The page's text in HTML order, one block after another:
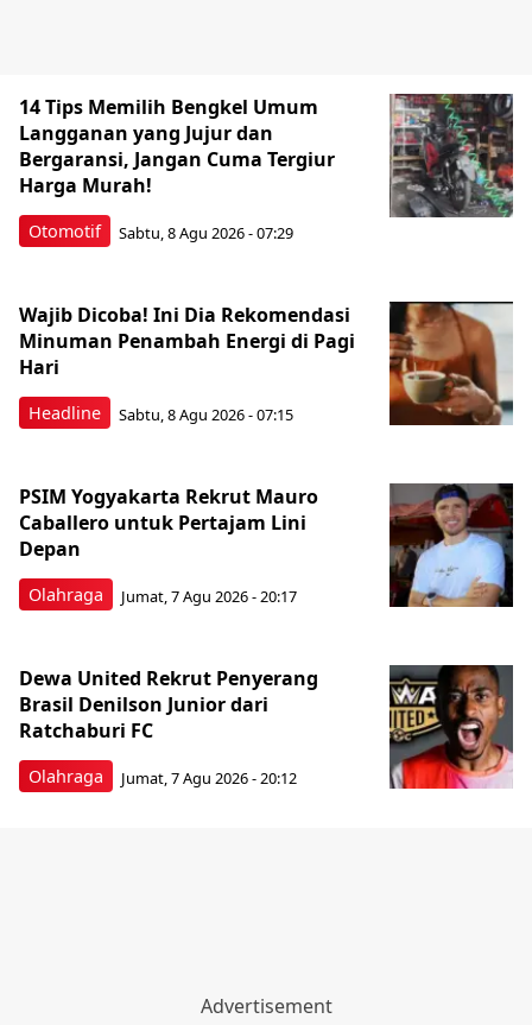
Otomotif
14 Tips Memilih Bengkel Umum
Langganan yang Jujur dan
Bergaransi, Jangan Cuma Tergiur
Harga Murah!
Sabtu, 8 Agu 2026 - 07:29
Headline
Wajib Dicoba! Ini Dia Rekomendasi
Minuman Penambah Energi di Pagi
Hari
Sabtu, 8 Agu 2026 - 07:15
Olahraga
PSIM Yogyakarta Rekrut Mauro
Caballero untuk Pertajam Lini
Depan
Jumat, 7 Agu 2026 - 20:17
Olahraga
Dewa United Rekrut Penyerang
Brasil Denilson Junior dari
Ratchaburi FC
Jumat, 7 Agu 2026 - 20:12